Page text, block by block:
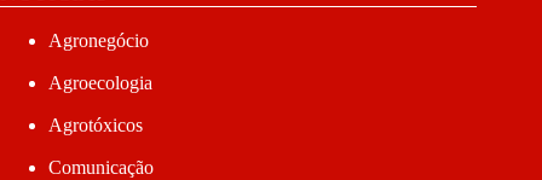
Agronegócio
Agroecologia
Agrotóxicos
Comunicação